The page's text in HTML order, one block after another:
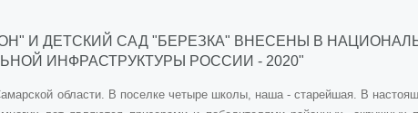
И ДЕТСКИЙ САД "БЕРЕЗКА" ВНЕСЕНЫ В
ИНФРАСТРУКТУРЫ РОССИИ - 2020"
области. В поселке четыре школы, наша - старейшая. В